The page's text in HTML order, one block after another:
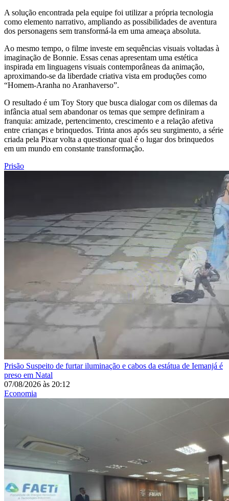
A solução encontrada pela equipe foi utilizar a própria tecnologia
como elemento narrativo, ampliando as possibilidades de aventura
dos personagens sem transformá-la em uma ameaça absoluta.
Ao mesmo tempo, o filme investe em sequências visuais voltadas à
imaginação de Bonnie. Essas cenas apresentam uma estética
inspirada em linguagens visuais contemporâneas da animação,
aproximando-se da liberdade criativa vista em produções como
“Homem-Aranha no Aranhaverso”.
O resultado é um Toy Story que busca dialogar com os dilemas da
infância atual sem abandonar os temas que sempre definiram a
franquia: amizade, pertencimento, crescimento e a relação afetiva
entre crianças e brinquedos. Trinta anos após seu surgimento, a série
criada pela Pixar volta a questionar qual é o lugar dos brinquedos
em um mundo em constante transformação.
Prisão
Prisão Suspeito de furtar iluminação e cabos da estátua de Iemanjá é
preso em Natal
07/08/2026 às 20:12
Economia